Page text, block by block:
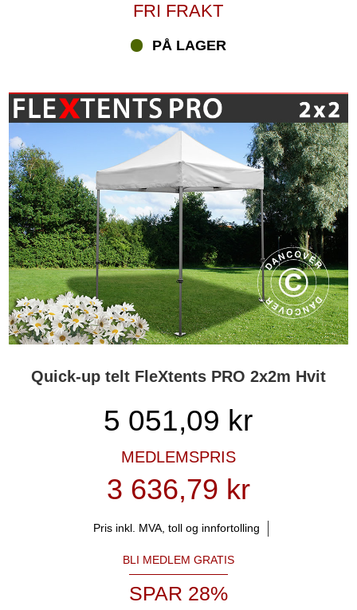
FRI FRAKT
PÅ LAGER
Quick-up telt FleXtents PRO 2x2m Hvit
5 051,09 kr
MEDLEMSPRIS
3 636,79 kr
Pris inkl. MVA, toll og innfortolling
BLI MEDLEM GRATIS
SPAR 28%